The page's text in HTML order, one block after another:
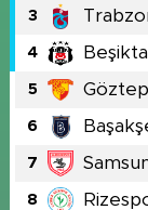
3
4
5
6
7
8